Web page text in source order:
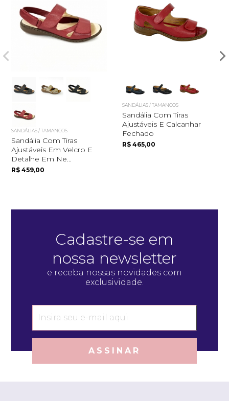
Quero me cadastrar
SANDÁLIAS / TAMANCOS
Sandália Com Tiras
Ajustáveis Em Velcro E
Detalhe Em Ne...
R$ 459,00
SANDÁLIAS / TAMANCOS
Sandália Com Tiras
Ajustáveis E Calcanhar
Fechado
R$ 465,00
Cadastre-se em
nossa newsletter
e receba nossas novidades com
exclusividade.
ASSINAR